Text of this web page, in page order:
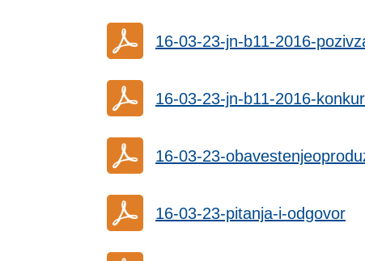
16-03-23-jn-b11-2016-
16-03-23-jn-b11-2016-
16-03-23-
16-03-23-pitanja-i-odgovor